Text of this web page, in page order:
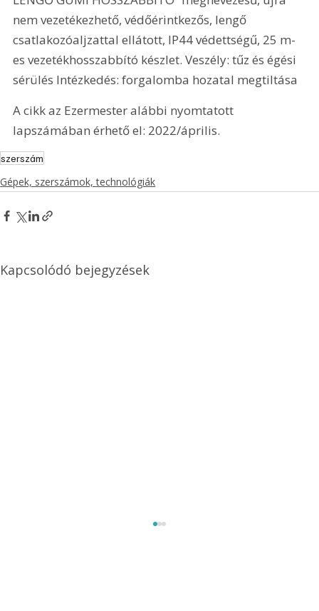
nem vezetékezhető, védőérintkezős, lengő
csatlakozóaljzattal ellátott, IP44 védettségű, 25 m-
es vezetékhosszabbító készlet. Veszély: tűz és égési
sérülés Intézkedés: forgalomba hozatal megtiltása
A cikk az Ezermester alábbi nyomtatott
lapszámában érhető el: 2022/április.
szerszám
Gépek, szerszámok, technológiák
Kapcsolódó bejegyzések